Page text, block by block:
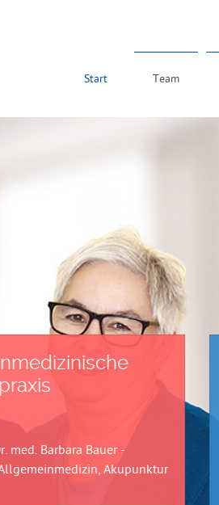
Start Team
med. Barbara Bauer -
Akupunktur